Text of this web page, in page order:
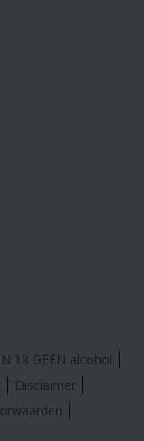
18 GEEN alcohol
Disclaimer